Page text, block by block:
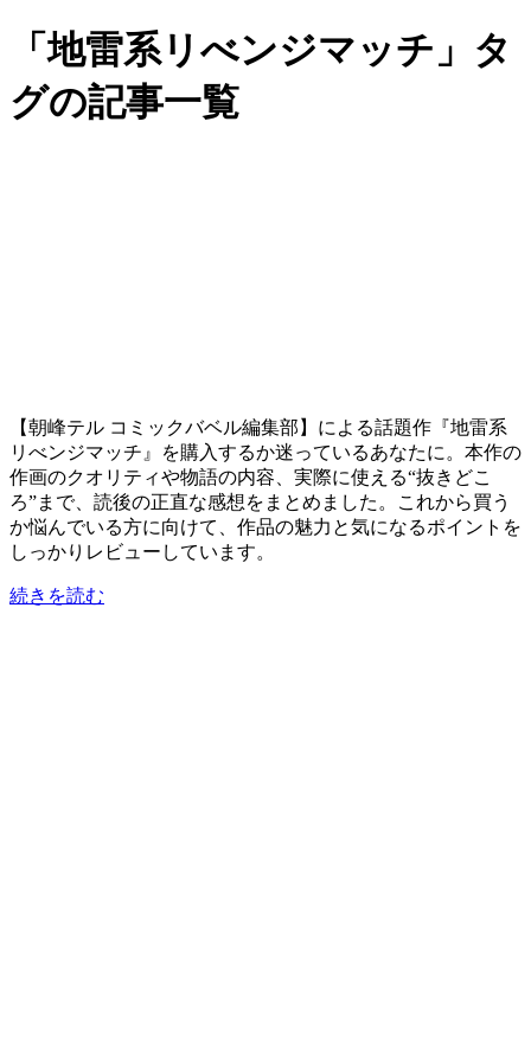
「地雷系リべンジマッチ」タ
グの記事一覧
【朝峰テル コミックバベル編集部】による話題作『地雷系
リべンジマッチ』を購入するか迷っているあなたに。本作の
作画のクオリティや物語の内容、実際に使える“抜きどこ
ろ”まで、読後の正直な感想をまとめました。これから買う
か悩んでいる方に向けて、作品の魅力と気になるポイントを
しっかりレビューしています。
続きを読む